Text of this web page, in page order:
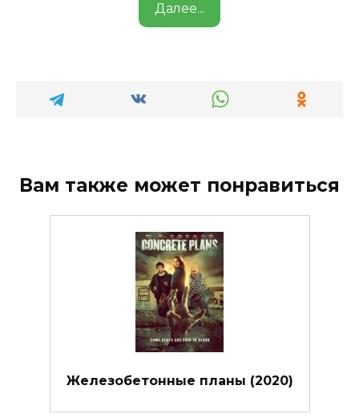
Далее...
Вам также может понравиться
Железобетонные планы (2020)